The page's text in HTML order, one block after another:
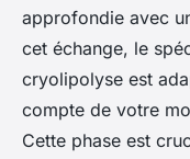
approfondie avec
cet échange, le
cryolipolyse est
compte de votre
Cette phase est